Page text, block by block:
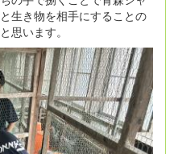
生き物を相手にすることの
思います。